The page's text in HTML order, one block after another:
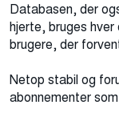
Databasen, der
hjerte, bruges
brugere, der
Netop stabil og
abonnementer